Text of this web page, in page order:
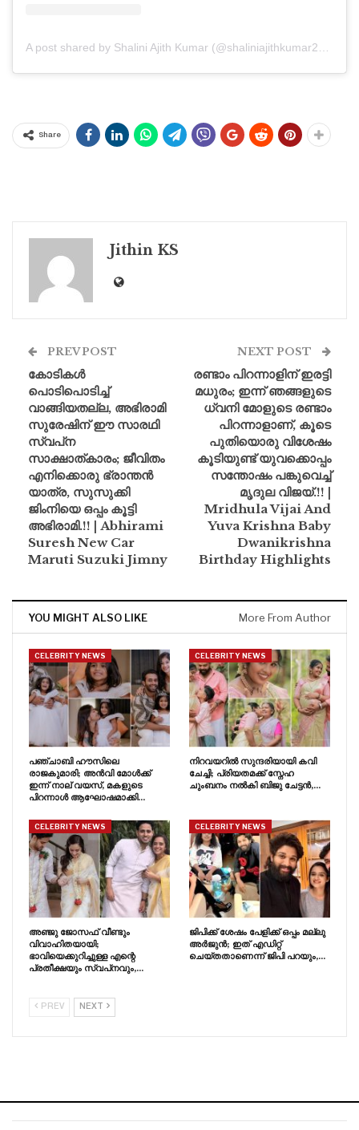
Share
Jithin KS
PREV POST
കോടികൾ
പൊടിപൊടിച്ച്
വാങ്ങിയതല്ല, അഭിരാമി
സുരേഷിന് ഈ സാരഥി
സ്വപ്‌ന
സാക്ഷാത്കാരം; ജീവിതം
എനിക്കൊരു ഭ്രാന്തൻ
യാത്ര, സുസുക്കി
ജിംനിയെ ഒപ്പം കൂട്ടി
അഭിരാമി.!! | Abhirami
Suresh New Car
Maruti Suzuki Jimny
NEXT POST
രണ്ടാം പിറന്നാളിന് ഇരട്ടി
മധുരം; ഇന്ന് ഞങ്ങളുടെ
ധ്വനി മോളുടെ രണ്ടാം
പിറന്നാളാണ്, കൂടെ
പുതിയൊരു വിശേഷം
കൂടിയുണ്ട് യുവക്കൊപ്പം
സന്തോഷം പങ്കുവെച്ച്
മൃദുല വിജയ്.!! |
Mridhula Vijai And
Yuva Krishna Baby
Dwanikrishna
Birthday Highlights
YOU MIGHT ALSO LIKE More From Author
CELEBRITY NEWS
പഞ്ചാബി ഹൗസിലെ
രാജകുമാരി; അൻവി മോൾക്ക്
ഇന്ന് നാല് വയസ്, മകളുടെ
പിറന്നാൾ ആഘോഷമാക്കി…
CELEBRITY NEWS
നിറവയറിൽ സുന്ദരിയായി കവി
ചേച്ചി; പ്രിയതമക്ക് സ്നേഹ
ചുംബനം നൽകി ബിജു ചേട്ടൻ,…
CELEBRITY NEWS
അഞ്ജു ജോസഫ് വീണ്ടും
വിവാഹിതയായി;
ഭാവിയെക്കുറിച്ചുള്ള എന്റെ
പ്രതീക്ഷയും സ്വപ്‍നവും,…
CELEBRITY NEWS
ജിപിക്ക് ശേഷം പേളിക്ക് ഒപ്പം മല്ലു
അർജുൻ; ഇത് എഡിറ്റ്
ചെയ്തതാണെന്ന് ജിപി പറയും,…
PREV NEXT